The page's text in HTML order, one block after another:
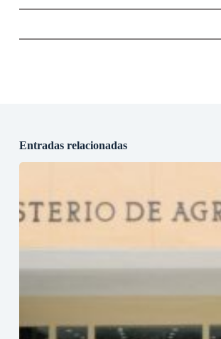
Entradas relacionadas